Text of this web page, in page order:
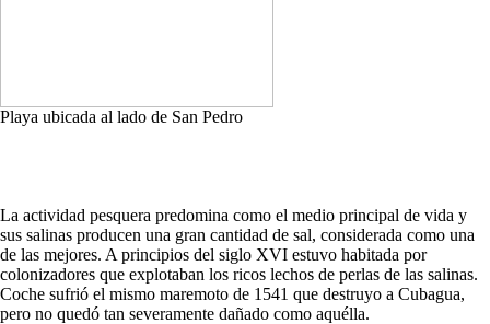
Playa ubicada al lado de San Pedro
La actividad pesquera predomina como el medio principal de vida y
sus salinas producen una gran cantidad de sal, considerada como una
de las mejores. A principios del siglo XVI estuvo habitada por
colonizadores que explotaban los ricos lechos de perlas de las salinas.
Coche sufrió el mismo maremoto de 1541 que destruyo a Cubagua,
pero no quedó tan severamente dañado como aquélla.